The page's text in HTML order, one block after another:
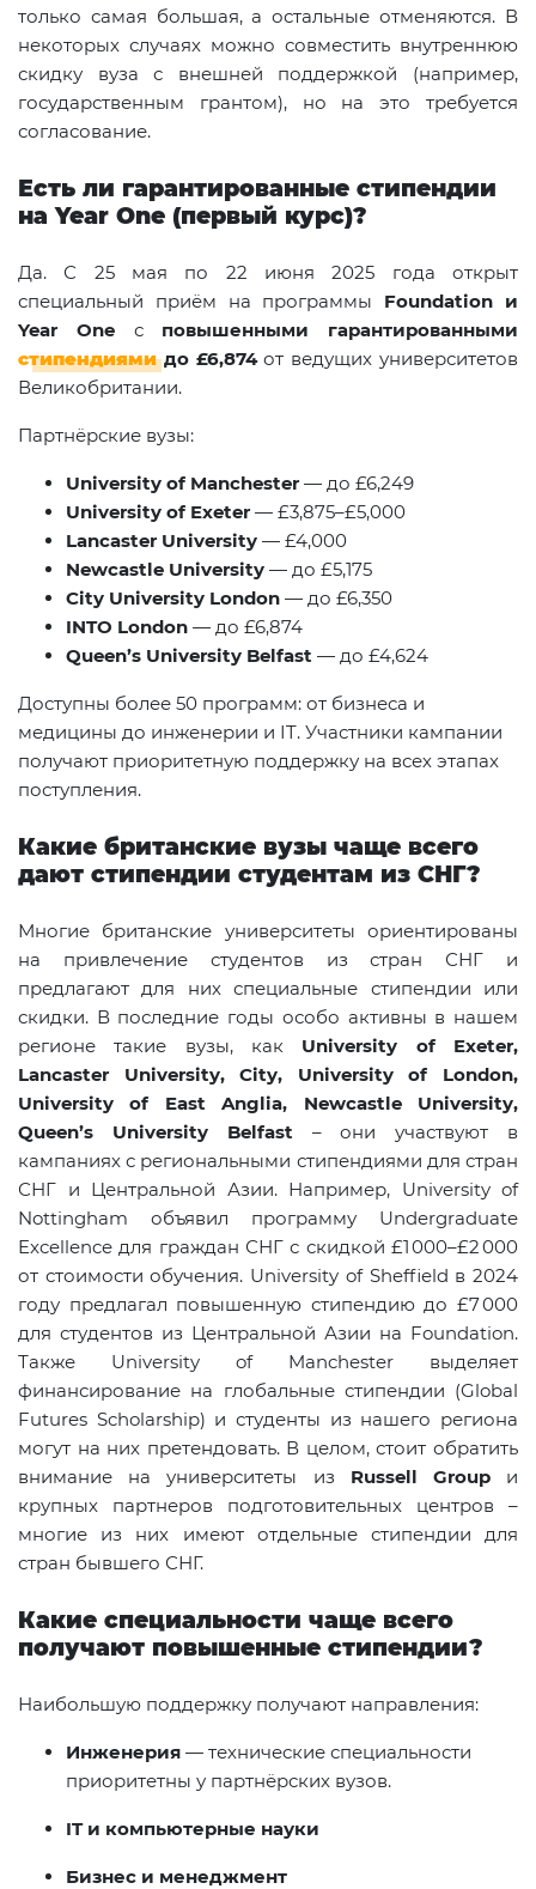
только самая большая, а остальные отменяются. В
некоторых случаях можно совместить внутреннюю
скидку вуза с внешней поддержкой (например,
государственным грантом), но на это требуется
согласование.
Есть ли гарантированные стипендии
на Year One (первый курс)?
Да. С 25 мая по 22 июня 2025 года открыт
специальный приём на программы Foundation и
Year Oneс повышенными гарантированными
стипендиямидо £6,874от ведущих университетов
Великобритании.
Партнёрские вузы:
University of Manchester — до £6,249
University of Exeter — £3,875–£5,000
Lancaster University — £4,000
Newcastle University — до £5,175
City University London — до £6,350
INTO London — до £6,874
Queen’s University Belfast — до £4,624
Доступны более 50 программ: от бизнеса и
медицины до инженерии и IT. Участники кампании
получают приоритетную поддержку на всех этапах
поступления.
Какие британские вузы чаще всего
дают стипендии студентам из СНГ?
Многие британские университеты ориентированы
на привлечение студентов из стран СНГ и
предлагают для них специальные стипендии или
скидки. В последние годы особо активны в нашем
регионе такие вузы, как University of Exeter,
Lancaster University, City, University of London,
University of East Anglia, Newcastle University,
Queen’s University Belfast– они участвуют в
кампаниях с региональными стипендиями для стран
СНГ и Центральной Азии. Например, University of
Nottingham объявил программу Undergraduate
Excellence для граждан СНГ с скидкой £1 000–£2 000
от стоимости обучения. University of Sheffield в 2024
году предлагал повышенную стипендию до £7 000
для студентов из Центральной Азии на Foundation.
Также University of Manchester выделяет
финансирование на глобальные стипендии (Global
Futures Scholarship) и студенты из нашего региона
могут на них претендовать. В целом, стоит обратить
внимание на университеты из Russell Groupи
крупных партнеров подготовительных центров –
многие из них имеют отдельные стипендии для
стран бывшего СНГ.
Какие специальности чаще всего
получают повышенные стипендии?
Наибольшую поддержку получают направления:
Инженерия — технические специальности
приоритетны у партнёрских вузов.
IT и компьютерные науки
Бизнес и менеджмент